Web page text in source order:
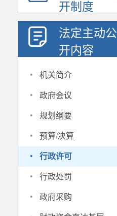
开制度
法定主动公
开内容
· 机关简介
· 政府会议
· 规划纲要
· 预算/决算
· 行政许可
· 行政处罚
· 政府采购